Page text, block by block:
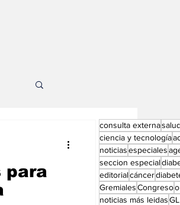
para
consulta externa
ciencia y tecnología
noticiasespeciales
seccion especial
editorialcáncer
GremialesCongreso
noticias más leidas